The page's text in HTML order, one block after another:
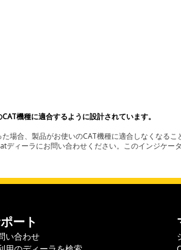
機種に適合するように設計されています。
場合、製品がお使いのCAT機種に適合しなくなる
ィーラにお問い合わせください。このインジケー
ート
い合わせ